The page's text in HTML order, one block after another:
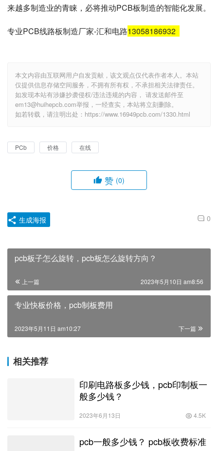
来越多制造业的青睐，必将推动PCB板制造的智能化发展。
专业PCB线路板制造厂家-汇和电路13058186932
本文内容由互联网用户自发贡献，该文观点仅代表作者本人。本站
仅提供信息存储空间服务，不拥有所有权，不承担相关法律责任。
如发现本站有涉嫌抄袭侵权/违法违规的内容， 请发送邮件至
em13@huihepcb.com举报，一经查实，本站将立刻删除。
如若转载，请注明出处：https://www.16949pcb.com/1330.html
PCb 价格 在线
赞 (0)
0
生成海报
pcb板子怎么旋转，pcb板怎么旋转方向？
上一篇 2023年5月10日 am8:56
专业快板价格，pcb制板费用
下一篇
2023年5月11日 am10:27
相关推荐
印刷电路板多少钱，pcb印制板一
般多少钱？
2023年6月13日 4.5K
pcb一般多少钱？ pcb板收费标准